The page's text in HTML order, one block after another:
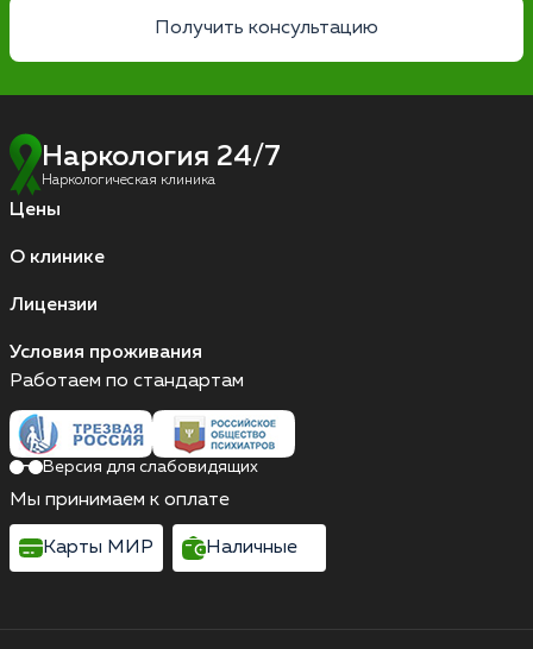
Получить консультацию
Наркология 24/7
Наркологическая клиника
Цены
О клинике
Лицензии
Условия проживания
Работаем по стандартам
Версия для слабовидящих
Мы принимаем к оплате
Карты МИР Наличные